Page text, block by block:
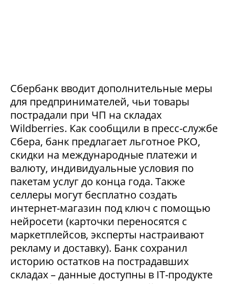
Сбербанк вводит дополнительные меры
для предпринимателей, чьи товары
пострадали при ЧП на складах
Wildberries. Как сообщили в пресс-службе
Сбера, банк предлагает льготное РКО,
скидки на международные платежи и
валюту, индивидуальные условия по
пакетам услуг до конца года. Также
селлеры могут бесплатно создать
интернет-магазин под ключ с помощью
нейросети (карточки переносятся с
маркетплейсов, эксперты настраивают
рекламу и доставку). Банк сохранил
историю остатков на пострадавших
складах – данные доступны в IT-продукте